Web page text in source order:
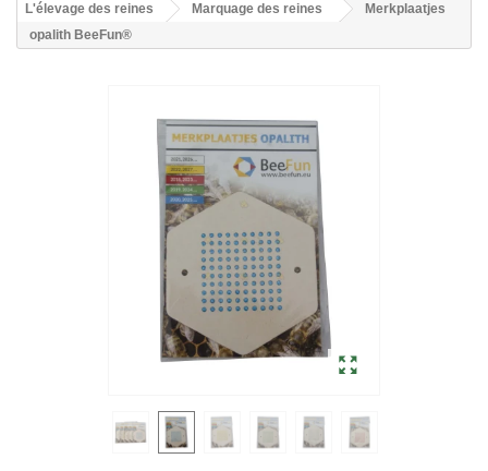
L'élevage des reines
Marquage des reines
Merkplaatjes
opalith BeeFun®